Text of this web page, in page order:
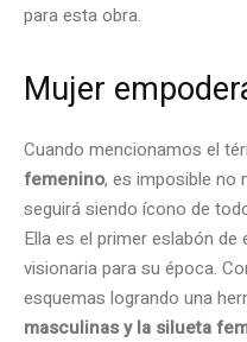
para esta obra.
Mujer
Cuando mencionamos el
femenino, es imposible no
seguirá siendo ícono de
Ella es el primer eslabón
visionaria para su época.
esquemas logrando una
masculinas y la silueta